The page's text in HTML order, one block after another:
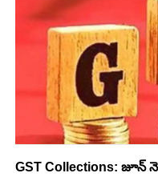
GST Collections: జూన్